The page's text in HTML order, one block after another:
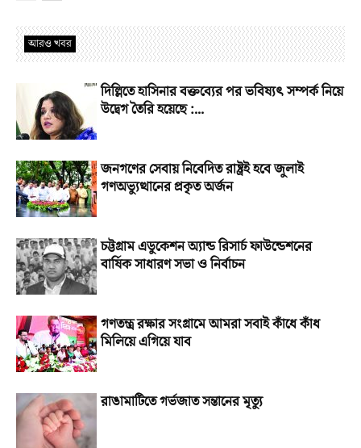
আরও খবর
দিল্লিতে হাসিনার বক্তব্যের পর ভবিষ্যৎ সম্পর্ক নিয়ে
উদ্বেগ তৈরি হয়েছে :...
জনগণের সেবায় নিবেদিত রাষ্ট্রই হবে জুলাই
গণঅভ্যুত্থানের প্রকৃত অর্জন
চট্টগ্রাম এডুকেশন অ্যান্ড রিসার্চ ফাউন্ডেশনের
বার্ষিক সাধারণ সভা ও নির্বাচন
গণতন্ত্র রক্ষার সংগ্রামে আমরা সবাই কাঁধে কাঁধ
মিলিয়ে এগিয়ে যাব
রাঙামাটিতে গর্ভজাত সন্তানের মৃত্যু